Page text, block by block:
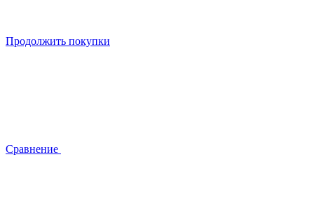
Продолжить покупки
Сравнение